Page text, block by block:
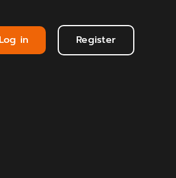
Log in Register